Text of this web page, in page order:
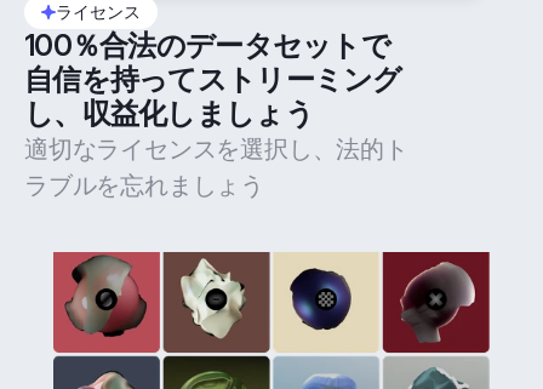
ライセンス
100％合法のデータセットで
自信を持ってストリーミング
し、収益化しましょう
適切なライセンスを選択し、法的ト
ラブルを忘れましょう